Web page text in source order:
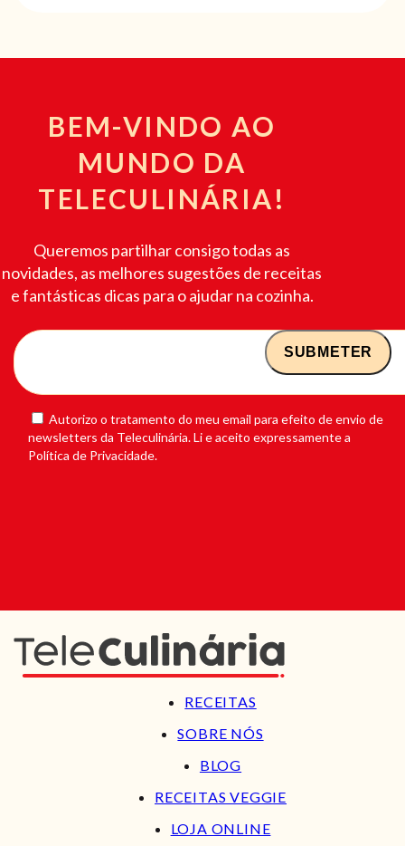
BEM-VINDO AO
MUNDO DA
TELECULINÁRIA!
Queremos partilhar consigo todas as
novidades, as melhores sugestões de receitas
e fantásticas dicas para o ajudar na cozinha.
Autorizo o tratamento do meu email para efeito de envio de
newsletters da Teleculinária. Li e aceito expressamente a
Política de Privacidade.
RECEITAS
SOBRE NÓS
BLOG
RECEITAS VEGGIE
LOJA ONLINE